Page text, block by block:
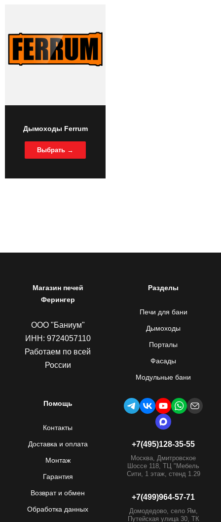
Дымоходы Ferrum
Выбрать →
Магазин печей
Ферингер
ООО "Баниум"
ИНН: 9724057110
Работаем по всей
России
Разделы
Печи для бани
Дымоходы
Порталы
Фасады
Модульные бани
Помощь
Контакты
Доставка и оплата
Монтаж
Гарантия
Возврат и обмен
Обработка данных
+7(495)128-35-55
Москва, Дмитровское
Шоссе 118, ТЦ "Мебель
Сити, 1 этаж, стенд 1.29
+7(499)964-57-71
Домодедово, село Ям,
Путейская улица 30, ТК